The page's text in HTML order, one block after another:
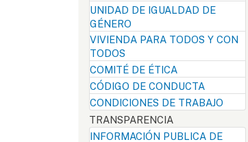
UNIDAD DE IGUALDAD DE
GÉNERO
VIVIENDA PARA TODOS Y CON
TODOS
COMITÉ DE ÉTICA
CÓDIGO DE CONDUCTA
CONDICIONES DE TRABAJO
TRANSPARENCIA
INFORMACIÓN PUBLICA DE